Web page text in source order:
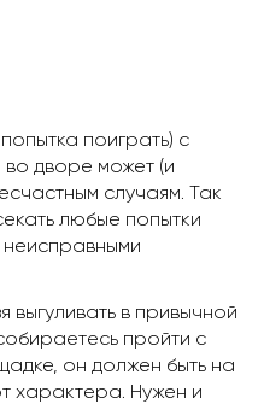
поиграть) с
дворе может (и
случаям. Так
любые попытки
неисправными
выгуливать в привычной
пройти с
он должен быть на
характера. Нужен и